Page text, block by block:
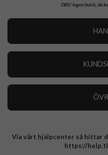
OBS!Ingen butik, du
Integritetspolicy
Via vårt hjälpcenter så hittar
https://